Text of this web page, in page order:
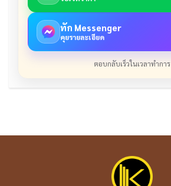
ทัก Messenger
คุยรายละเอียด
ตอบกลับเร็วในเวลาทำการ